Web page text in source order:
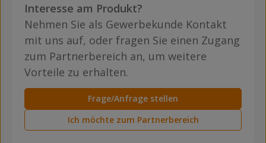
Interesse am Produkt?
Nehmen Sie als Gewerbekunde Kontakt
mit uns auf, oder fragen Sie einen Zugang
zum Partnerbereich an, um weitere
Vorteile zu erhalten.
Frage/Anfrage stellen
Ich möchte zum Partnerbereich